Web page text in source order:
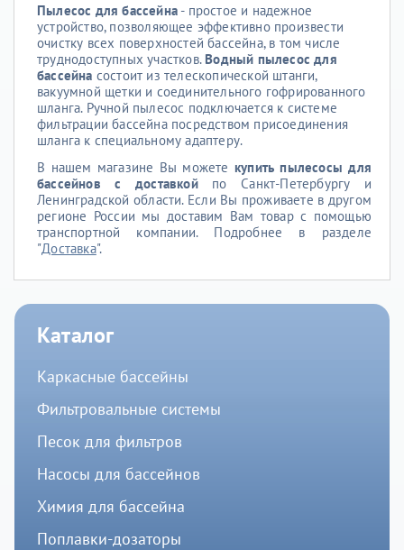
Пылесос для бассейна - простое и надежное
устройство, позволяющее эффективно произвести
очистку всех поверхностей бассейна, в том числе
труднодоступных участков. Водный пылесос для
бассейна состоит из телескопической штанги,
вакуумной щетки и соединительного гофрированного
шланга. Ручной пылесос подключается к системе
фильтрации бассейна посредством присоединения
шланга к специальному адаптеру.
В нашем магазине Вы можете купить пылесосы для
бассейнов с доставкойпо Санкт-Петербургу и
Ленинградской области. Если Вы проживаете в другом
регионе России мы доставим Вам товар с помощью
транспортной компании. Подробнее в разделе
"Доставка".
Каталог
Каркасные бассейны
Фильтровальные системы
Песок для фильтров
Насосы для бассейнов
Химия для бассейна
Поплавки-дозаторы